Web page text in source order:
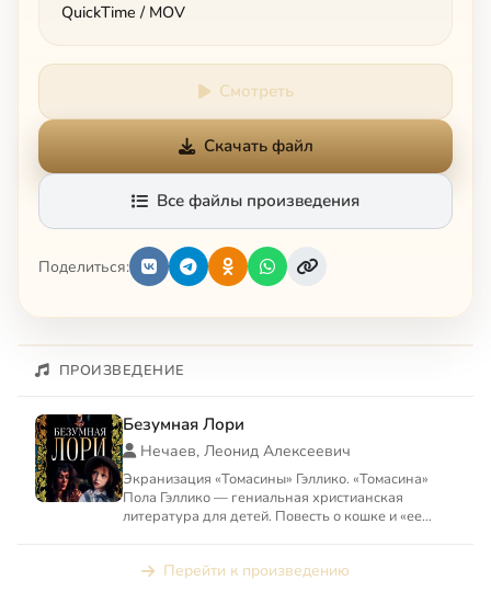
QuickTime / MOV
Смотреть
Скачать файл
Все файлы произведения
Поделиться:
ПРОИЗВЕДЕНИЕ
Безумная Лори
Нечаев, Леонид Алексеевич
Экранизация «Томасины» Гэллико. «Томасина»
Пола Гэллико — гениальная христианская
литература для детей. Повесть о кошке и «ее
Перейти к произведению